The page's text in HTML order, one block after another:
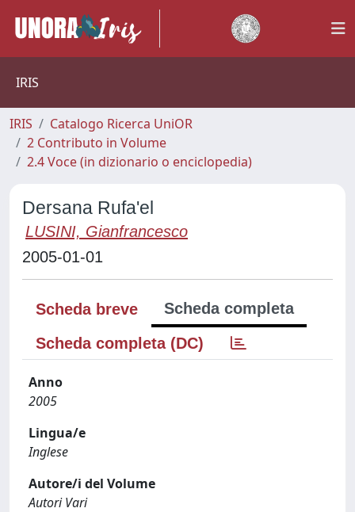
IRIS
IRIS
Catalogo Ricerca UniOR
2 Contributo in Volume
2.4 Voce (in dizionario o enciclopedia)
Dersana Rufa'el
LUSINI, Gianfrancesco
2005-01-01
Scheda breve
Scheda completa
Scheda completa (DC)
Anno
2005
Lingua/e
Inglese
Autore/i del Volume
Autori Vari